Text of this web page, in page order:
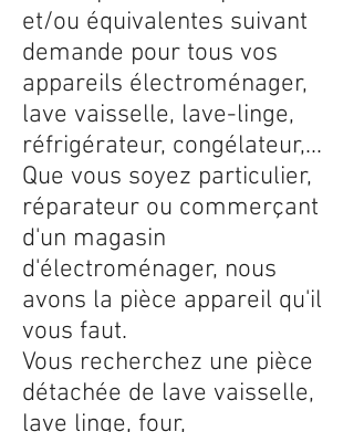
et/ou équivalentes suivant
demande pour tous vos
appareils électroménager,
lave vaisselle, lave-linge,
réfrigérateur, congélateur,...
Que vous soyez particulier,
réparateur ou commerçant
d'un magasin
d'électroménager, nous
avons la pièce appareil qu'il
vous faut.
Vous recherchez une pièce
détachée de lave vaisselle,
lave linge, four,